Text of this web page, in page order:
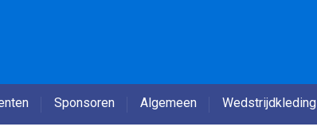
Sponsoren Algemeen Wedstrijdkleding